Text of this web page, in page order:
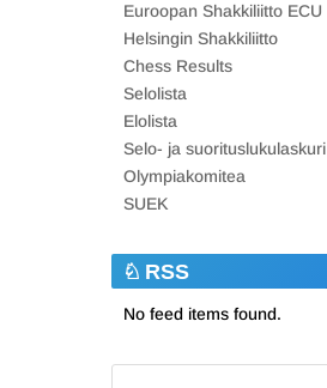
Euroopan Shakkiliitto ECU
Helsingin Shakkiliitto
Chess Results
Selolista
Elolista
Selo- ja suorituslukulaskuri
Olympiakomitea
SUEK
RSS
No feed items found.